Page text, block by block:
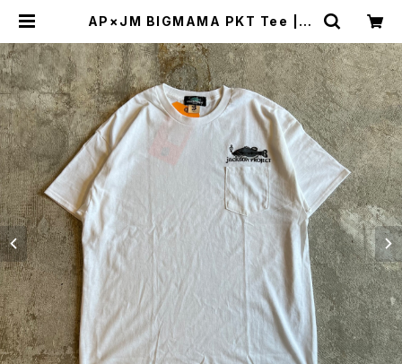
AP×JM BIGMAMA PKT Tee | G